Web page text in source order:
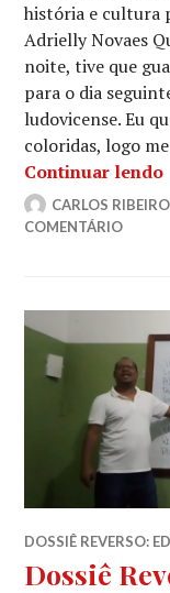
história e cultura
Adrielly Novaes
noite, tive que
para o dia
ludovicense. Eu
coloridas, logo
Continuar lendo
CARLOS RIBEIRO
COMENTÁRIO
DOSSIÊ REVERSO:
Dossiê